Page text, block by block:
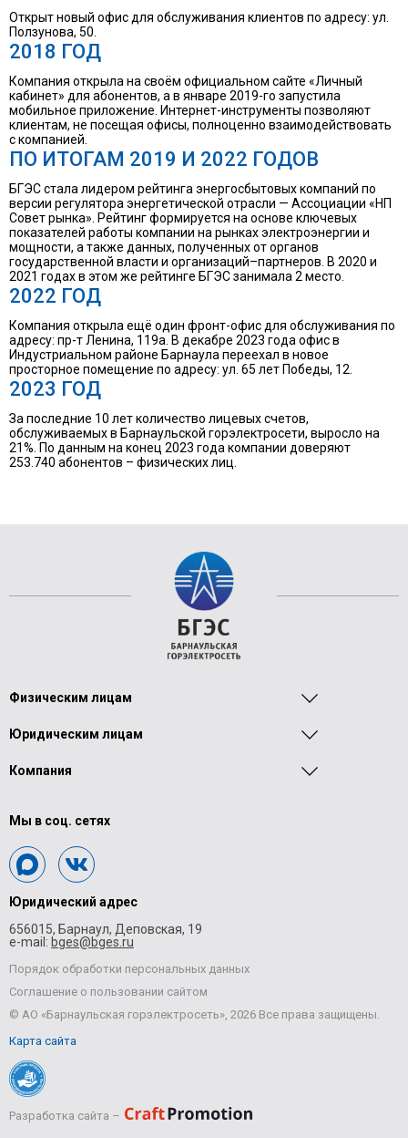
Открыт новый офис для обслуживания клиентов по адресу: ул.
Ползунова, 50.
2018 ГОД
Компания открыла на своём официальном сайте «Личный
кабинет» для абонентов, а в январе 2019-го запустила
мобильное приложение. Интернет-инструменты позволяют
клиентам, не посещая офисы, полноценно взаимодействовать
с компанией.
ПО ИТОГАМ 2019 И 2022 ГОДОВ
БГЭС стала лидером рейтинга энергосбытовых компаний по
версии регулятора энергетической отрасли — Ассоциации «НП
Совет рынка». Рейтинг формируется на основе ключевых
показателей работы компании на рынках электроэнергии и
мощности, а также данных, полученных от органов
государственной власти и организаций–партнеров. В 2020 и
2021 годах в этом же рейтинге БГЭС занимала 2 место.
2022 ГОД
Компания открыла ещё один фронт-офис для обслуживания по
адресу: пр-т Ленина, 119а. В декабре 2023 года офис в
Индустриальном районе Барнаула переехал в новое
просторное помещение по адресу: ул. 65 лет Победы, 12.
2023 ГОД
За последние 10 лет количество лицевых счетов,
обслуживаемых в Барнаульской горэлектросети, выросло на
21%. По данным на конец 2023 года компании доверяют
253.740 абонентов – физических лиц.
Физическим лицам
Юридическим лицам
Компания
Мы в соц. сетях
Юридический адрес
656015, Барнаул, Деповская, 19
e-mail: bges@bges.ru
Порядок обработки персональных данных
Соглашение о пользовании сайтом
© АО «Барнаульская горэлектросеть», 2026 Все права защищены.
Карта сайта
Разработка сайта –